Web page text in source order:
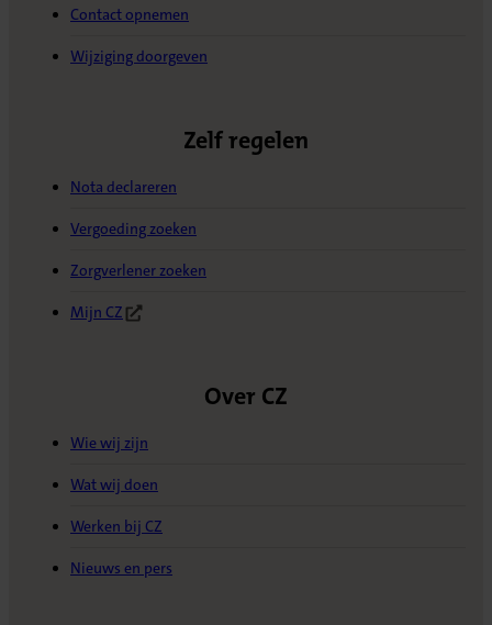
Contact opnemen
Wijziging doorgeven
Zelf regelen
Nota declareren
Vergoeding zoeken
Zorgverlener zoeken
Mijn CZ
(Opent in nieuw tabblad)
Over CZ
Wie wij zijn
Wat wij doen
Werken bij CZ
Nieuws en pers